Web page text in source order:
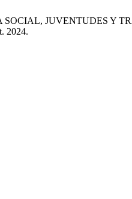
SOCIAL, JUVENTUDES Y
2024.